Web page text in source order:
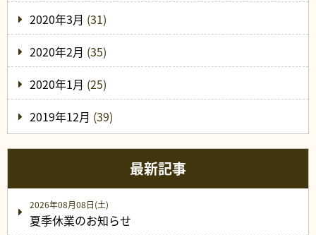
2020年3月 (31)
2020年2月 (35)
2020年1月 (25)
2019年12月 (39)
最新記事
2026年08月08日(土)
夏季休業のお知らせ